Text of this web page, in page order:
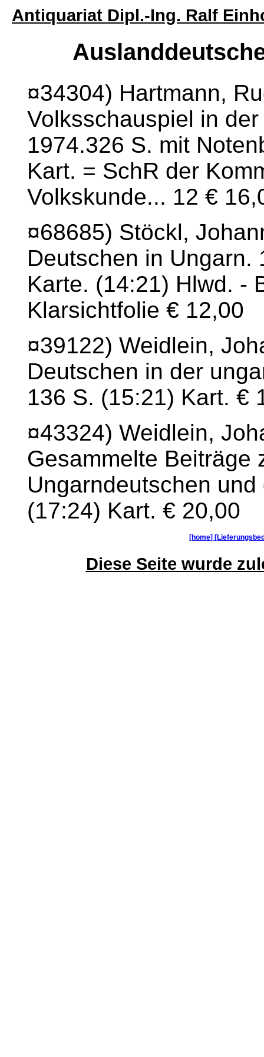
Antiquariat Dipl.-Ing. Ralf
¤34304) Hartmann,
Volksschauspiel in
1974.326 S. mit
Kart. = SchR der
Volkskunde... 12 €
¤68685) Stöckl,
Deutschen in Ungarn.
Karte. (14:21) Hlwd. -
Klarsichtfolie € 12,00
¤39122) Weidlein,
Deutschen in der
136 S. (15:21) Kart. €
¤43324) Weidlein,
Gesammelte Beiträge
Ungarndeutschen
(17:24) Kart. € 20,00
[home]
Diese Seite wurde